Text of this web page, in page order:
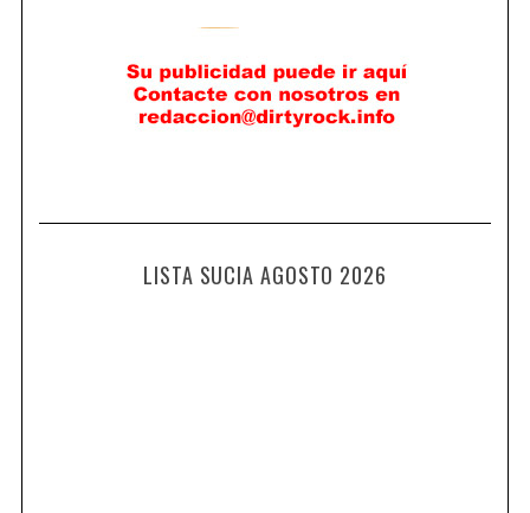
LISTA SUCIA AGOSTO 2026